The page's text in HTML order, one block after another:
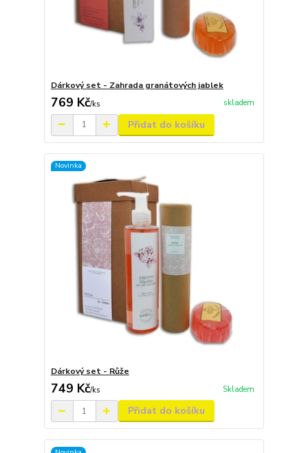
Dárkový set - Zahrada granátových jablek
769 Kč/ks skladem
Přidat do košíku
Novinka
Dárkový set - Růže
749 Kč/ks Skladem
Přidat do košíku